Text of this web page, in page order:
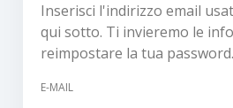
Inserisci l'indirizzo email
qui sotto. Ti invieremo le
reimpostare la tua password.
E-MAIL